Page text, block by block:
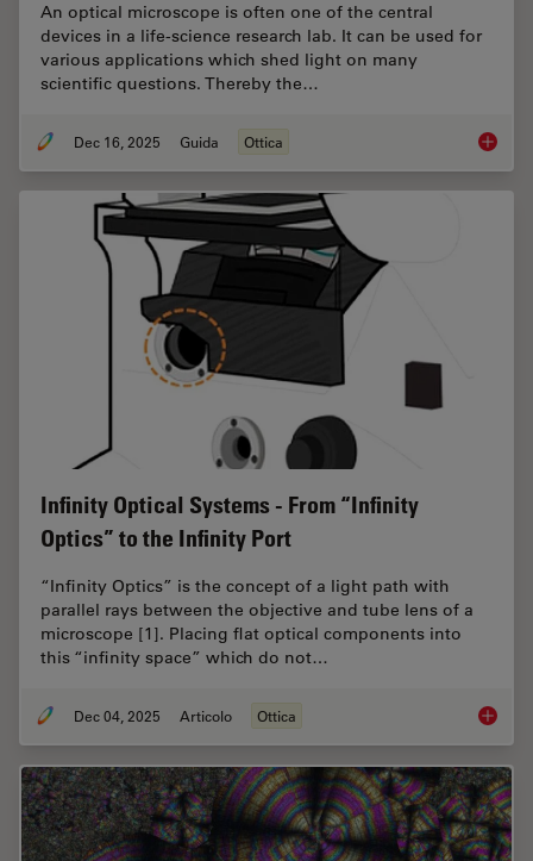
An optical microscope is often one of the central
devices in a life-science research lab. It can be used for
various applications which shed light on many
scientific questions. Thereby the…
Dec 16, 2025 Guida Ottica Factors
Infinity Optical Systems - From “Infinity
Optics” to the Infinity Port
“Infinity Optics” is the concept of a light path with
parallel rays between the objective and tube lens of a
microscope [1]. Placing flat optical components into
this “infinity space” which do not…
Dec 04, 2025 Articolo Ottica Infinity